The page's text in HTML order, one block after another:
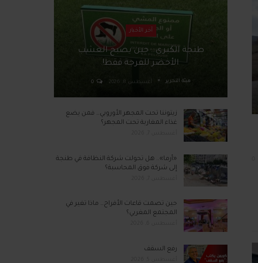
آخر الأخبار
طنجة الكبرى… حين يصبح العشب
الأخضر للفرجة فقط!
هيئة التحرير أغسطس 8, 2026 0
زيتوننا تحت المجهر الأوروبي… فمن يضع
غذاء المغاربة تحت المجهر؟
«أرما».. هل تحولت شركة النظافة في طنجة
إلى شركة فوق المحاسبة؟
حين تصمت قاعات الأفراح… ماذا تغير في
المجتمع المغربي؟
رفع السقف